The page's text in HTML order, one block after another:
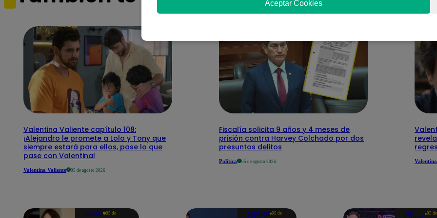
Valentina Valiente capítulo 108:
¡Alejandro le promete a Lolo y Tony que
siempre estará para ellos, pase lo que
pase con Valentina!
Valentina Valiente 05 de agosto 2026
Fiscalía solicita 9 años y 4 meses de
prisión contra Harvey Colchado por dos
presuntos delitos
Política 05 de agosto 2026
Política 05 de
Valentina 05 de
ME
05 de
Aceptar Cookies